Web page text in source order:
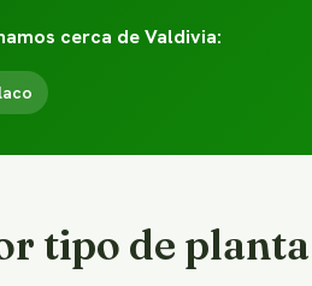
cerca de Valdivia:
tipo de planta